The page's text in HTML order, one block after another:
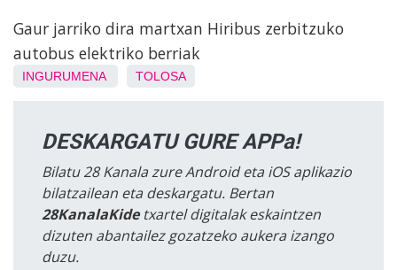
Gaur jarriko dira martxan Hiribus zerbitzuko
autobus elektriko berriak
INGURUMENA TOLOSA
DESKARGATU GURE APPa!
Bilatu 28 Kanala zure Android eta iOS aplikazio
bilatzailean eta deskargatu. Bertan
28KanalaKidetxartel digitalak eskaintzen
dizuten abantailez gozatzeko aukera izango
duzu.